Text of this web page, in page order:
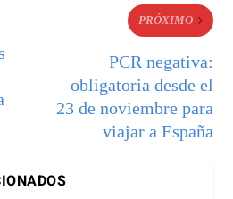
PRÓXIMO
PCR negativa:
obligatoria desde el
23 de noviembre para
viajar a España